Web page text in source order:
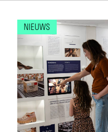
NIEUWS